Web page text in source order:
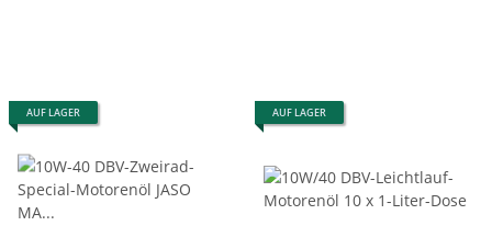
AUF LAGER AUF LAGER